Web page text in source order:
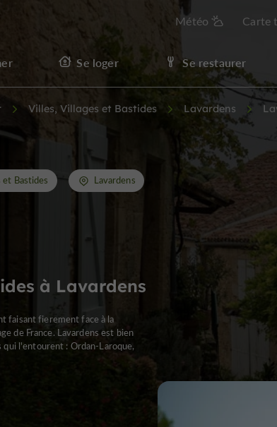
Météo Carte
Se loger Se restaurer
Villes, Villages et Bastides Lavardens
à Lavardens
Bastides Lavardens
faisant fierement face à la
de France. Lavardens est bien
l'entourent : Ordan-Laroque,